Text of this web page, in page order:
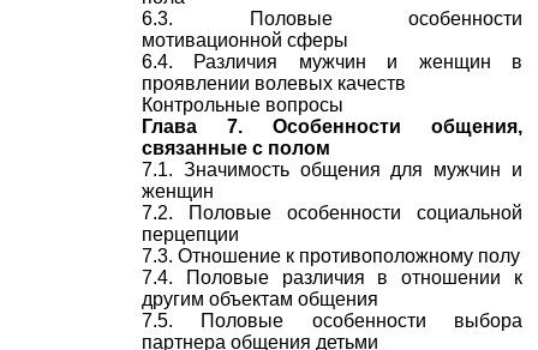
6.3. Половые особенности
мотивационной сферы
6.4. Различия мужчин и женщин в
проявлении волевых качеств
Контрольные вопросы
Глава 7. Особенности общения,
связанные с полом
7.1. Значимость общения для мужчин и
женщин
7.2. Половые особенности социальной
перцепции
7.3. Отношение к противоположному полу
7.4. Половые различия в отношении к
другим объектам общения
7.5. Половые особенности выбора
партнера общения детьми